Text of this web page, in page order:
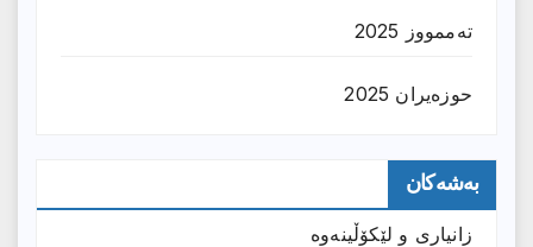
تەممووز 2025
حوزه‌یران 2025
بەشەکان
زانیارى و لێکۆڵینەوە